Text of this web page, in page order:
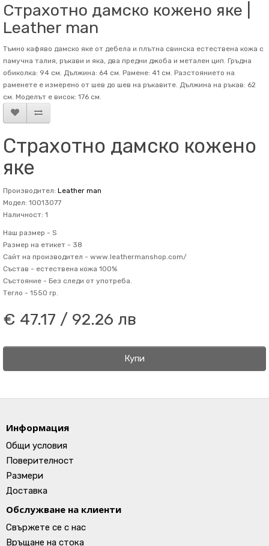
Страхотно дамско кожено яке |
Leather man
Тъмно кафяво дамско яке от дебела и плътна свинска естествена кожа с
памучна талия, ръкави и яка, два предни джоба и метален цип. Гръдна
обиколка: 94 см. Дължина: 64 см. Рамене: 41 см. Разстоянието на
раменете е измерено от шев до шев на ръкавите. Дължина на ръкав: 62
см. Mоделът е висок: 176 см.
Страхотно дамско кожено
яке
Производител: Leather man
Модел: 10013077
Наличност: 1
Наш размер - S
Размер на етикет - 38
Сайт на производител - www.leathermanshop.com/
Състав - естествена кожа 100%
Състояние - Без следи от употреба.
Тегло - 1550 гр.
€ 47.17 / 92.26 лв
Купи
Информация
Общи условия
Поверителност
Размери
Доставка
Обслужване на клиенти
Свържете се с нас
Връщане на стока